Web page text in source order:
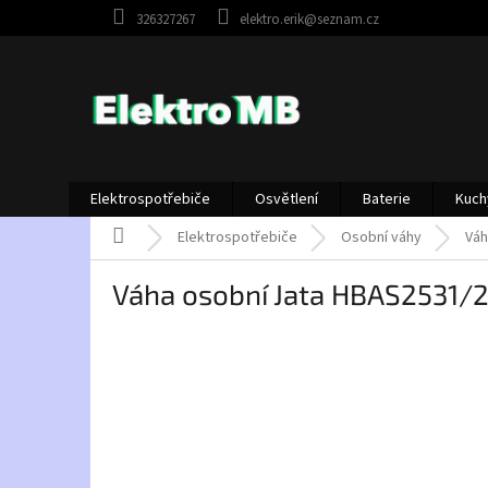
326327267 elektro.erik@seznam.cz
Elektrospotřebiče Osvětlení Baterie
Domů
Elektrospotřebiče Osobní váhy
Váha osobní Jata HBAS2531/2